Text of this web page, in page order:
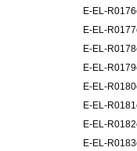
E-EL-
E-EL-
E-EL-
E-EL-
E-EL-
E-EL-
E-EL-
E-EL-